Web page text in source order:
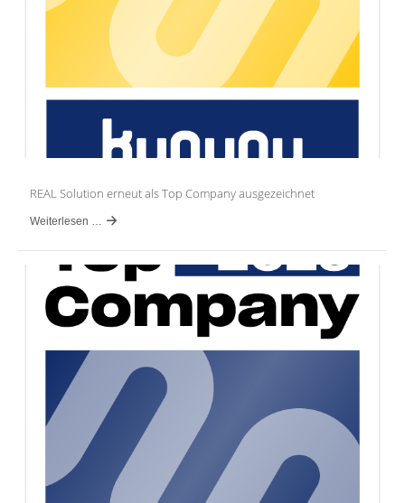
REAL Solution erneut als Top Company ausgezeichnet
Weiterlesen …